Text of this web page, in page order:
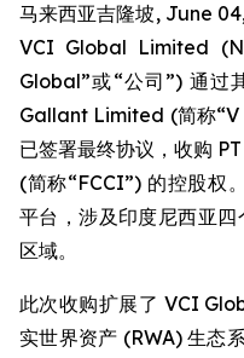
马来西亚吉隆坡, June
VCI Global Limited
Global”或“公司”) 通过
Gallant Limited (简称
已签署最终协议，收购
(简称“FCCI”) 的控股权
平台，涉及印度尼西亚
区域。
此次收购扩展了 VCI
实世界资产 (RWA) 生态